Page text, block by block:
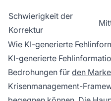
Schwierigkeit der
Korrektur
Wie KI-generierte
KI-generierte
Bedrohungen für den
Krisenmanagement-